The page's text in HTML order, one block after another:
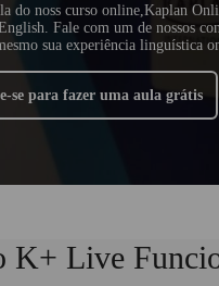
do noss curso online, Kaplan
. Fale com um de nossos
sua experiência linguística
se para fazer uma aula grátis
K+ Live